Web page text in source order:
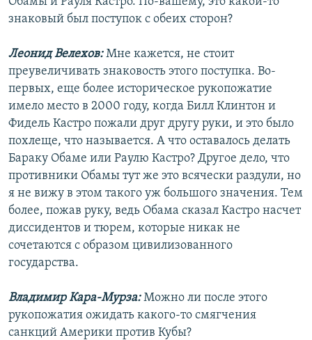
знаковый был поступок с обеих сторон?
Леонид Велехов:Мне кажется, не стоит
преувеличивать знаковость этого поступка. Во-
первых, еще более историческое рукопожатие
имело место в 2000 году, когда Билл Клинтон и
Фидель Кастро пожали друг другу руки, и это было
похлеще, что называется. А что оставалось делать
Бараку Обаме или Раулю Кастро? Другое дело, что
противники Обамы тут же это всячески раздули, но
я не вижу в этом такого уж большого значения. Тем
более, пожав руку, ведь Обама сказал Кастро насчет
диссидентов и тюрем, которые никак не
сочетаются с образом цивилизованного
государства.
Владимир Кара-Мурза:Можно ли после этого
рукопожатия ожидать какого-то смягчения
санкций Америки против Кубы?